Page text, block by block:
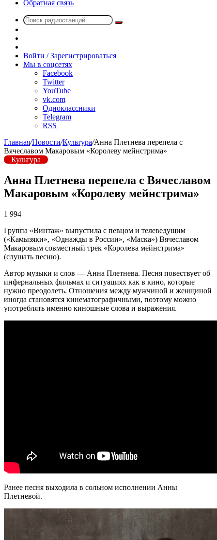
Обратная связь
Поиск
радио
Войти / Зарегистрироваться
Мы в соцсетях
Facebook
Twitter
YouTube
vk.com
Одноклассники
Telegram
RSS
Главная/Новости/Культура/Анна Плетнева перепела с
Вячеславом Макаровым «Королеву мейнстрима»
Культура
Анна Плетнева перепела с Вячеславом
Макаровым «Королеву мейнстрима»
1 994
Группа «Винтаж» выпустила с певцом и телеведущим
(«Камызяки», «Однажды в России», «Маска») Вячеславом
Макаровым совместный трек «Королева мейнстрима»
(слушать песню).
Автор музыки и слов — Анна Плетнева. Песня повествует об
инфернальных фильмах и ситуациях как в кино, которые
нужно преодолеть. Отношения между мужчиной и женщиной
иногда становятся кинематографичными, поэтому можно
употреблять именно киношные слова и выражения.
Ранее песня выходила в сольном исполнении Анны
Плетневой.